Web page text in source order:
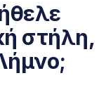
στήλη,